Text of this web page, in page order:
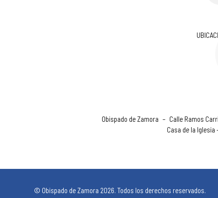
Obispado de Zamora – Calle Ramos
Casa de la Iglesia
© Obispado de Zamora 2026. Todos los derechos reservados.